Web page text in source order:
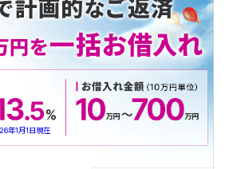
持ちの方
年1月1日現在